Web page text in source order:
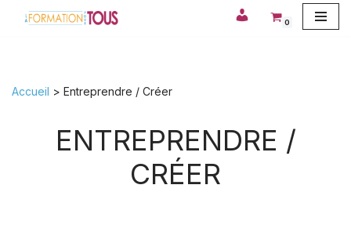
0
Accueil > Entreprendre / Créer
ENTREPRENDRE /
CRÉER